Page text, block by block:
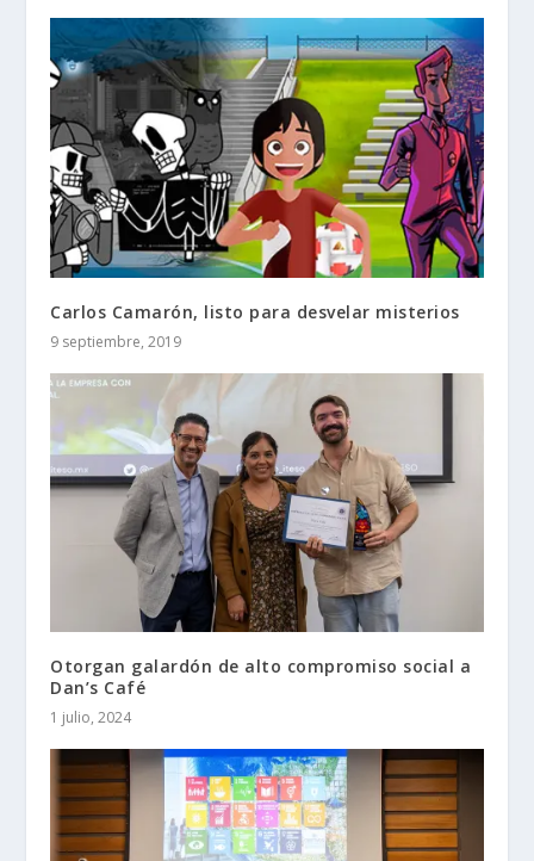
Carlos Camarón, listo para desvelar misterios
9 septiembre, 2019
Otorgan galardón de alto compromiso social a
Dan’s Café
1 julio, 2024